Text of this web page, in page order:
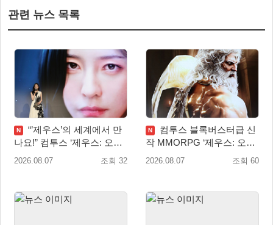
관련 뉴스 목록
N
“’제우스’의 세계에서 만
나요!” 컴투스 ‘제우스: 오만
의 신’ 쇼케이스 찾은 배우
2026.08.07 조회 32
N
컴투스 블록버스터급 신
작 MMORPG ‘제우스: 오만
의 신’, 8월 26일 출시!
2026.08.07 조회 60